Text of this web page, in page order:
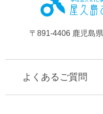
〒891-4406 鹿児島
よくあるご質問